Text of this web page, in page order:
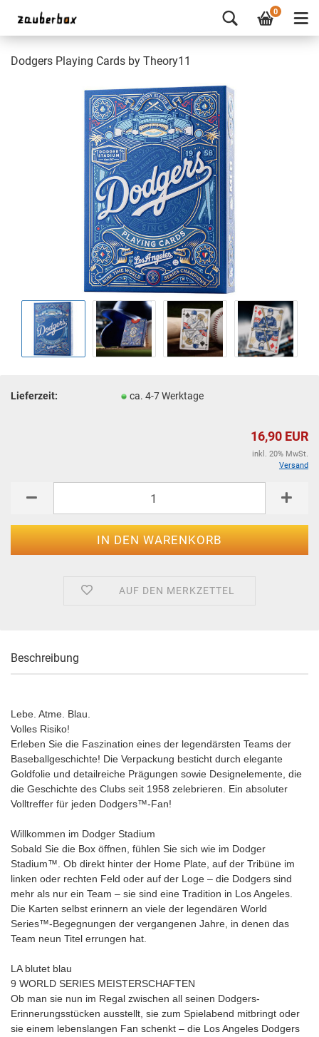
0
Dodgers Playing Cards by Theory11
Lieferzeit: ca. 4-7 Werktage
16,90 EUR
inkl. 20% MwSt.
Versand
AUF DEN MERKZETTEL
Beschreibung
Lebe. Atme. Blau.
Volles Risiko!
Erleben Sie die Faszination eines der legendärsten Teams der
Baseballgeschichte! Die Verpackung besticht durch elegante
Goldfolie und detailreiche Prägungen sowie Designelemente, die
die Geschichte des Clubs seit 1958 zelebrieren. Ein absoluter
Volltreffer für jeden Dodgers™-Fan!
Willkommen im Dodger Stadium
Sobald Sie die Box öffnen, fühlen Sie sich wie im Dodger
Stadium™. Ob direkt hinter der Home Plate, auf der Tribüne im
linken oder rechten Feld oder auf der Loge – die Dodgers sind
mehr als nur ein Team – sie sind eine Tradition in Los Angeles.
Die Karten selbst erinnern an viele der legendären World
Series™-Begegnungen der vergangenen Jahre, in denen das
Team neun Titel errungen hat.
LA blutet blau
9 WORLD SERIES MEISTERSCHAFTEN
Ob man sie nun im Regal zwischen all seinen Dodgers-
Erinnerungsstücken ausstellt, sie zum Spielabend mitbringt oder
sie einem lebenslangen Fan schenkt – die Los Angeles Dodgers